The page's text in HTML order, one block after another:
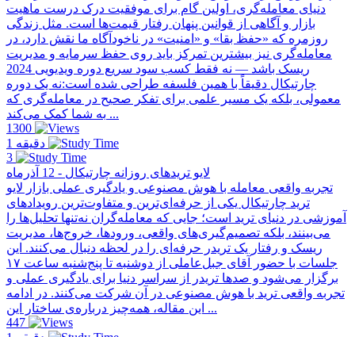
دنیای معامله‌گری، اولین گام برای موفقیت درک درست ماهیت
بازار و آگاهی از قوانین پنهان رفتار قیمت‌ها است. مثل زندگی
روزمره که «حفظ بقا» و «امنیت» در ناخودآگاه ما نقش دارد، در
معامله‌گری نیز بیشترین تمرکز باید روی حفظ سرمایه و مدیریت
ریسک باشد — نه فقط کسب سود سریع دوره ویدیویی 2024
چارتیکال دقیقاً با همین فلسفه طراحی شده است:نه یک دوره
معمولی، بلکه یک مسیر علمی برای تفکر صحیح در معامله‌گری که
به شما کمک می‌کند ...
1300
1 دقیقه
3
لایو تریدهای روزانه چارتیکال - 12 آذرماه
تجربه واقعی معامله با هوش مصنوعی و یادگیری عملی بازار لایو
ترید چارتیکال یکی از حرفه‌ای‌ترین و متفاوت‌ترین رویدادهای
آموزشی در دنیای ترید است؛ جایی که معامله‌گران نه‌تنها تحلیل‌ها را
می‌بینند، بلکه تصمیم‌گیری‌های واقعی، ورودها، خروج‌ها، مدیریت
ریسک و رفتار یک تریدر حرفه‌ای را در لحظه دنبال می‌کنند. این
جلسات با حضور آقای جبل‌عاملی از دو‌شنبه تا پنج‌شنبه ساعت ۱۷
برگزار می‌شود و صدها تریدر از سراسر دنیا برای یادگیری عملی و
تجربه واقعی ترید با هوش مصنوعی در آن شرکت می‌کنند. در ادامه
این مقاله، همه‌چیز درباره‌ی ساختار این ...
447